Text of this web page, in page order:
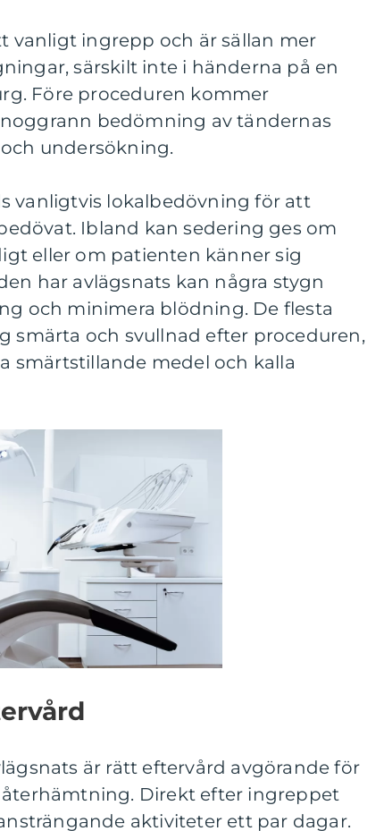
vanligt ingrepp och är sällan mer
särskilt inte i händerna på en
Före proceduren kommer
bedömning av tändernas
undersökning.
vanligtvis lokalbedövning för att
Ibland kan sedering ges om
eller om patienten känner sig
har avlägsnats kan några stygn
och minimera blödning. De flesta
smärta och svullnad efter proceduren,
smärtstillande medel och kalla
är rätt eftervård avgörande för
Direkt efter ingreppet
aktiviteter ett par dagar.